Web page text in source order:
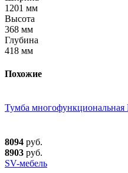
1201 мм
Высота
368 мм
Глубина
418 мм
Похожие
Тумба
8094 руб.
8903 руб.
SV-мебель